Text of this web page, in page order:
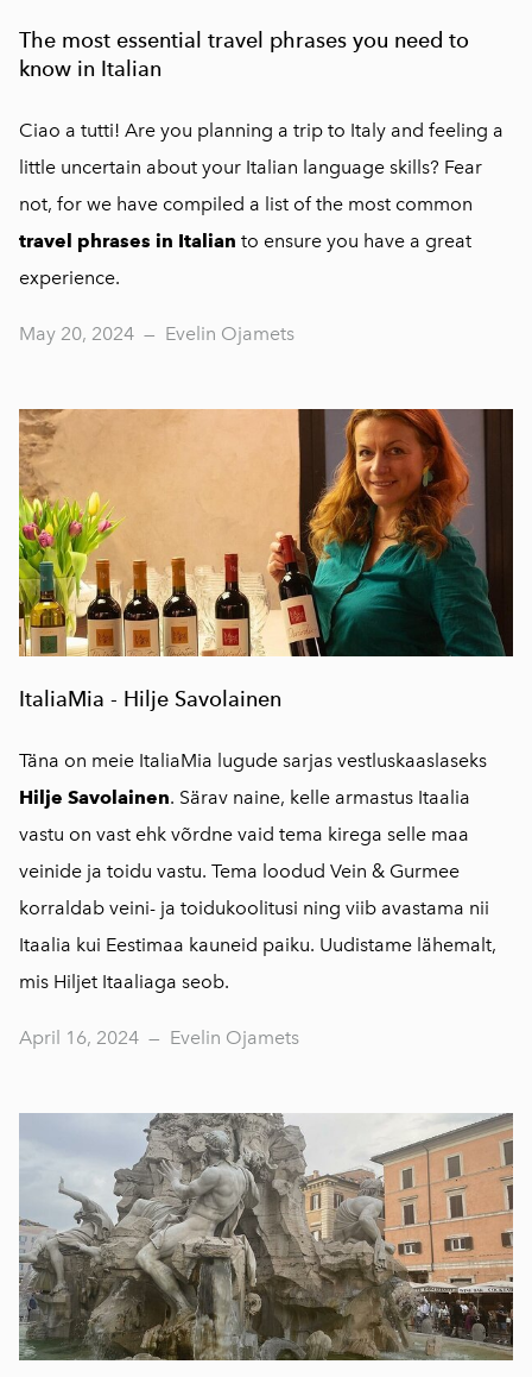
The most essential travel phrases you need to
know in Italian
Ciao a tutti! Are you planning a trip to Italy and feeling a
little uncertain about your Italian language skills? Fear
not, for we have compiled a list of the most common
travel phrases in Italian to ensure you have a great
experience.
May 20, 2024 — Evelin Ojamets
ItaliaMia - Hilje Savolainen
Täna on meie ItaliaMia lugude sarjas vestluskaaslaseks
Hilje Savolainen. Särav naine, kelle armastus Itaalia
vastu on vast ehk võrdne vaid tema kirega selle maa
veinide ja toidu vastu. Tema loodud Vein & Gurmee
korraldab veini- ja toidukoolitusi ning viib avastama nii
Itaalia kui Eestimaa kauneid paiku. Uudistame lähemalt,
mis Hiljet Itaaliaga seob.
April 16, 2024 — Evelin Ojamets